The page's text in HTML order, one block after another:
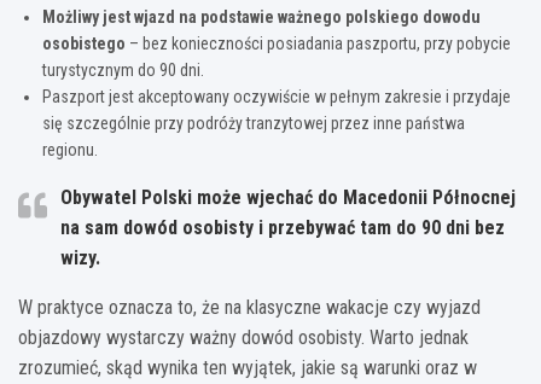
Możliwy jest wjazd na podstawie ważnego polskiego dowodu
osobistego – bez konieczności posiadania paszportu, przy pobycie
turystycznym do 90 dni.
Paszport jest akceptowany oczywiście w pełnym zakresie i przydaje
się szczególnie przy podróży tranzytowej przez inne państwa
regionu.
Obywatel Polski może wjechać do Macedonii Północnej
na sam dowód osobisty i przebywać tam do 90 dni bez
wizy.
W praktyce oznacza to, że na klasyczne wakacje czy wyjazd
objazdowy wystarczy ważny dowód osobisty. Warto jednak
zrozumieć, skąd wynika ten wyjątek, jakie są warunki oraz w